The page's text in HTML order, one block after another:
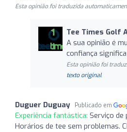
Esta opinião foi traduzida
Tee Times Golf
A sua opinião é
confiança
Esta opinião foi
texto original
Duguer Duguay Publicado em
Experiência fantástica: Serviço de
Horários de tee sem problemas.